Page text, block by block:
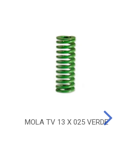
MOLA TV 13 X 025 VERDE